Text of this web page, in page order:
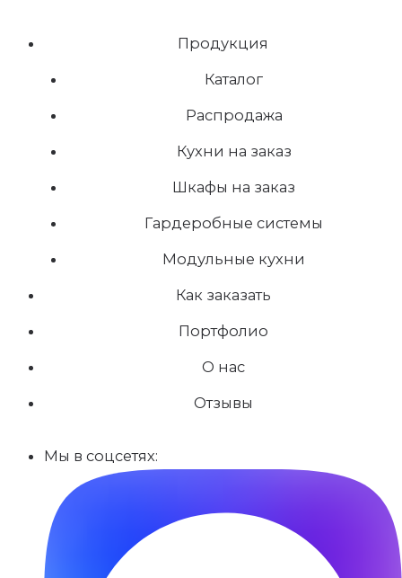
Продукция
Каталог
Распродажа
Кухни на заказ
Шкафы на заказ
Гардеробные системы
Модульные кухни
Как заказать
Портфолио
О нас
Отзывы
Мы в соцсетях: